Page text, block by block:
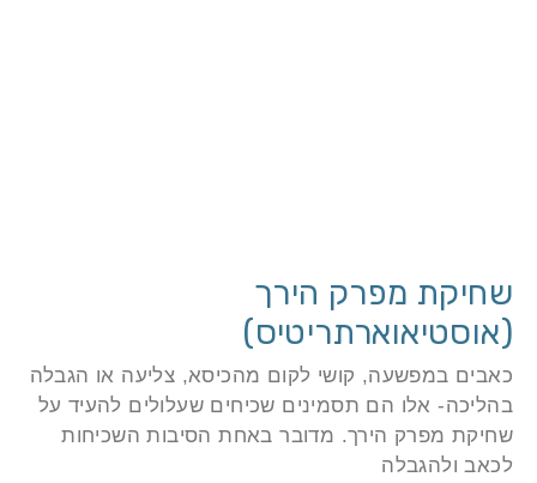
מפרק הירך
במפשעה, קושי לקום מהכיסא, צליעה או הגבלה
אלו הם תסמינים שכיחים שעלולים להעיד על
מפרק הירך. מדובר באחת הסיבות השכיחות
ולהגבלה